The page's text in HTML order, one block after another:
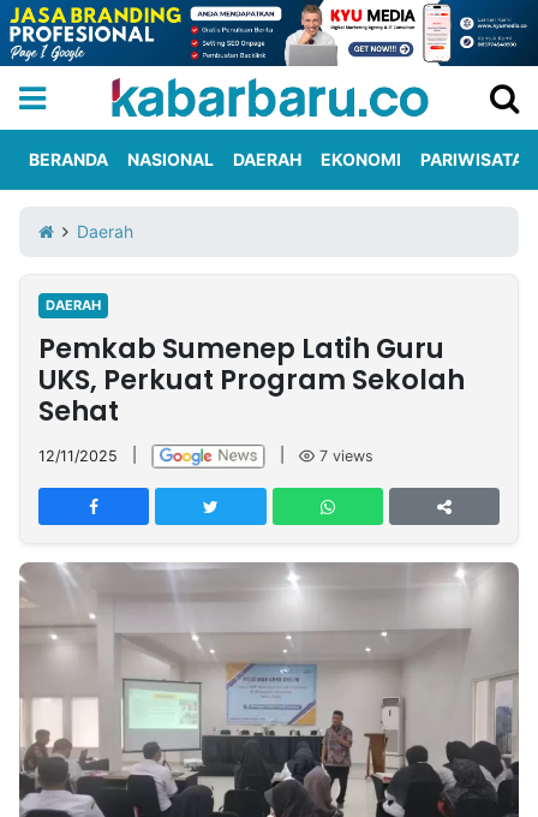
Iklan
Berita
Kami
Nasional
International
Olahraga
Entertainment
Daerah
Pariwisata
Kuliner
Kolom
Network
PT
TREETAN
INDONESIA
Partner
NTB
Time
IDN
Jogja
Rakyat
News
Notice
Baru
Follow
BERANDA NASIONAL DAERAH EKONOMI PARIWISATA
Daerah
DAERAH
Pemkab Sumenep Latih Guru
UKS, Perkuat Program Sekolah
Sehat
12/11/2025 7 views